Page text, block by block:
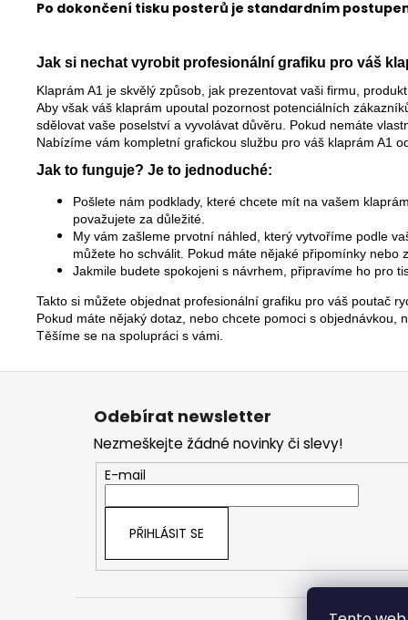
Po dokončení tisku posterů je standardním
Jak si nechat vyrobit profesionální grafiku pro váš
Klaprám A1 je skvělý způsob, jak prezentovat vaši firmu,
Aby však váš klaprám upoutal pozornost potenciálních
sdělovat vaše poselství a vyvolávat důvěru. Pokud nemáte
Nabízíme vám kompletní grafickou službu pro váš klaprám A1
Jak to funguje? Je to jednoduché:
Pošlete nám podklady, které chcete mít na vašem
považujete za důležité.
My vám zašleme prvotní náhled, který vytvoříme podle
můžete ho schválit. Pokud máte nějaké připomínky
Jakmile budete spokojeni s návrhem, připravíme ho pro
Takto si můžete objednat profesionální grafiku pro váš poutač
Pokud máte nějaký dotaz, nebo chcete pomoci s objednávkou,
Těšíme se na spolupráci s vámi.
Z
Odebírat newsletter
Nezmeškejte žádné novinky či slevy!
E-mail
PŘIHLÁSIT SE